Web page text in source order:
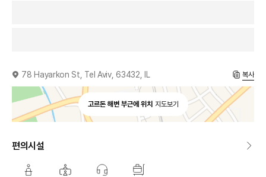
78 Hayarkon St, Tel Aviv, 63432, IL 복사
고르돈 해변 부근에 위치 지도보기
편의시설